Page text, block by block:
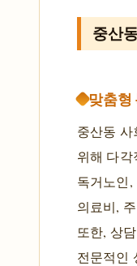
중산
맞춤형
중산동
위해 다
독거노인
의료비,
또한, 상
전문적인